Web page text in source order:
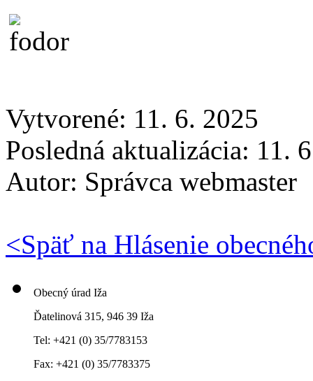
Vytvorené: 11. 6. 2025
Posledná aktualizácia: 11.
Autor: Správca webmaster
<Späť na Hlásenie
Obecný úrad Iža
Ďatelinová 315, 946 39 Iža
Tel: +421 (0) 35/7783153
Fax: +421 (0) 35/7783375